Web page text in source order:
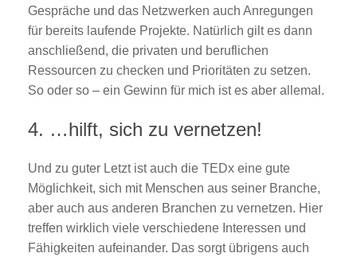
Gespräche und das Netzwerken auch Anregungen
für bereits laufende Projekte. Natürlich gilt es dann
anschließend, die privaten und beruflichen
Ressourcen zu checken und Prioritäten zu setzen.
So oder so – ein Gewinn für mich ist es aber allemal.
4. …hilft, sich zu vernetzen!
Und zu guter Letzt ist auch die TEDx eine gute
Möglichkeit, sich mit Menschen aus seiner Branche,
aber auch aus anderen Branchen zu vernetzen. Hier
treffen wirklich viele verschiedene Interessen und
Fähigkeiten aufeinander. Das sorgt übrigens auch